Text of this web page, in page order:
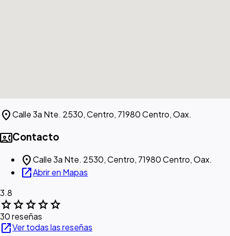
location_onCalle 3a Nte. 2530, Centro, 71980 Centro, Oax.
contact_phoneContacto
location_onCalle 3a Nte. 2530, Centro, 71980 Centro, Oax.
open_in_newAbrir en Mapas
3.8
starstarstarstarstar
30 reseñas
open_in_newVer todas las reseñas